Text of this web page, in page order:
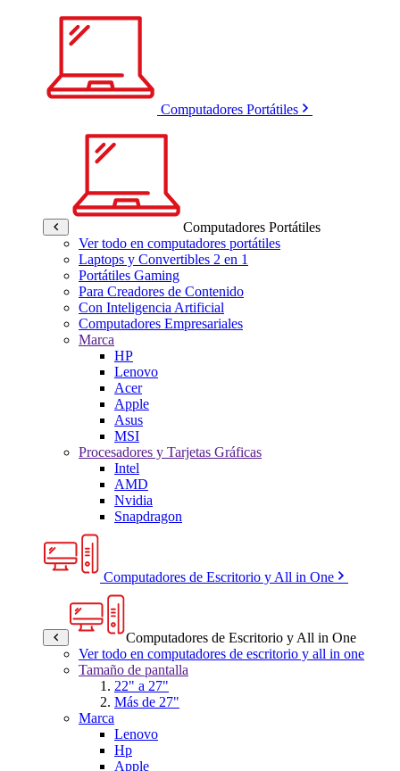
Computadores Portátiles
Computadores Portátiles
Ver todo en computadores portátiles
Laptops y Convertibles 2 en 1
Portátiles Gaming
Para Creadores de Contenido
Con Inteligencia Artificial
Computadores Empresariales
Marca
HP
Lenovo
Acer
Apple
Asus
MSI
Procesadores y Tarjetas Gráficas
Intel
AMD
Nvidia
Snapdragon
Computadores de Escritorio y All in One
Computadores de Escritorio y All in One
Ver todo en computadores de escritorio y all in one
Tamaño de pantalla
22" a 27"
Más de 27"
Marca
Lenovo
Hp
Apple